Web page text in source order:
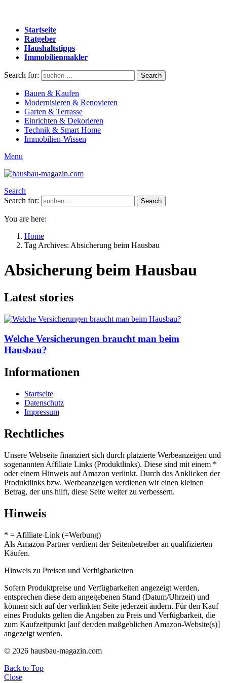
Startseite
Ratgeber
Haushaltstipps
Immobilienmakler
Search for: Search
Bauen & Kaufen
Modernisieren & Renovieren
Garten & Terrasse
Einrichten & Dekorieren
Technik & Smart Home
Immobilien-Wissen
Menu
Search
Search for:
Search
You are here:
Home
Tag Archives: Absicherung beim Hausbau
Absicherung beim Hausbau
Latest stories
Welche Versicherungen braucht man beim
Hausbau?
Informationen
Startseite
Datenschutz
Impressum
Rechtliches
Unsere Webseite finanziert sich durch platzierte Werbeanzeigen und
sogenannten Affiliate Links (Produktlinks). Diese sind mit einem *
oder einem Hinweis auf Amazon verlinkt. Durch das Anklicken der
Produktlinks bzw. Werbeanzeigen verdienen wir einen kleinen
Betrag, der uns hilft, diese Seite weiter zu verbessern.
Hinweis
* = Afilliate-Link (=Werbung)
Als Amazon-Partner verdient der Seitenbetreiber an qualifizierten
Käufen.
Hinweis zu Preisen und Verfügbarkeiten
Sofern Produktpreise und Verfügbarkeiten angezeigt werden,
entsprechen diese dem angegebenen Stand (Datum/Uhrzeit) und
können sich auf der verlinkten Seite jederzeit ändern. Für den Kauf
eines Produkts gelten die Angaben zu Preis und Verfügbarkeit, die
zum Kaufzeitpunkt [auf der/den maßgeblichen Amazon-Website(s)]
angezeigt werden.
© 2026 hausbau-magazin.com
Back to Top
Close